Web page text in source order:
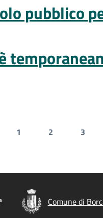
pubblico
precedente
Pagina
1
Pagina
2
Pagina
3
Comune di